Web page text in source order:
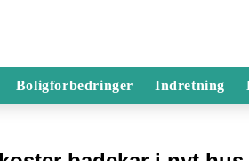
Boligforbedringer Indretning